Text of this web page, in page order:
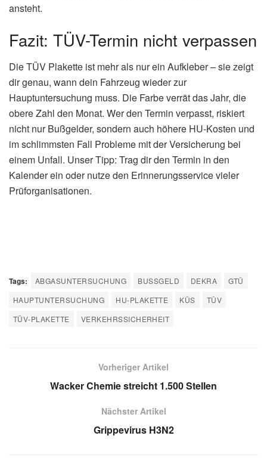
ansteht.
Fazit: TÜV-Termin nicht verpassen
Die TÜV Plakette ist mehr als nur ein Aufkleber – sie zeigt
dir genau, wann dein Fahrzeug wieder zur
Hauptuntersuchung muss. Die Farbe verrät das Jahr, die
obere Zahl den Monat. Wer den Termin verpasst, riskiert
nicht nur Bußgelder, sondern auch höhere HU-Kosten und
im schlimmsten Fall Probleme mit der Versicherung bei
einem Unfall. Unser Tipp: Trag dir den Termin in den
Kalender ein oder nutze den Erinnerungsservice vieler
Prüforganisationen.
Tags: ABGASUNTERSUCHUNG BUSSGELD DEKRA
GTÜ
HAUPTUNTERSUCHUNG
HU-PLAKETTE KÜS
TÜV
TÜV-PLAKETTE
VERKEHRSSICHERHEIT
Vorheriger Artikel
Wacker Chemie streicht 1.500 Stellen
Nächster Artikel
Grippevirus H3N2